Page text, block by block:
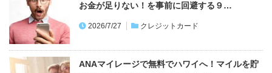
お金が足りない！を事前に回避する９…
2026/7/27 クレジットカード
ANAマイレージで無料でハワイへ！マイルを貯